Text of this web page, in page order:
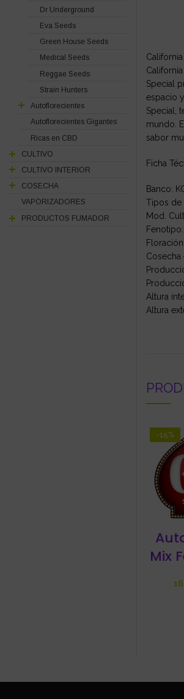
Special
espacio
Special,
mundo.
sabor
Ficha
Banco:
Tipos de
Mod.
Altura
Altura
-15%
Mix
Dr Underground
Eva Seeds
Green House Seeds
Medical Seeds
Reggae Seeds
Strain Hunters
Autoflorecientes
Autoflorecientes Gigantes
Ricas en CBD
CULTIVO
CULTIVO INTERIOR
COSECHA
VAPORIZADORES
PRODUCTOS FUMADOR